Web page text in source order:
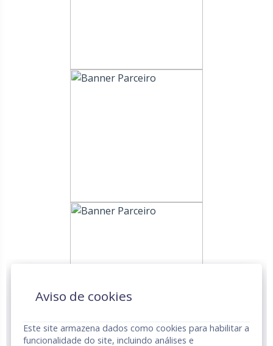
Aviso de cookies
Este site armazena dados como cookies para habilitar a
funcionalidade do site, incluindo análises e